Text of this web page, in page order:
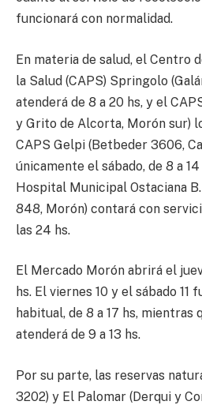
funcionará con normalidad.
En materia de salud, el Centro
la Salud (CAPS) Springolo
atenderá de 8 a 20 hs, y el
y Grito de Alcorta, Morón sur)
CAPS Gelpi (Betbeder 3606,
únicamente el sábado, de 8 a
Hospital Municipal Ostaciana
848, Morón) contará con
las 24 hs.
El Mercado Morón abrirá el
hs. El viernes 10 y el sábado 11
habitual, de 8 a 17 hs, mientras
atenderá de 9 a 13 hs.
Por su parte, las reservas
3202) y El Palomar (Derqui y